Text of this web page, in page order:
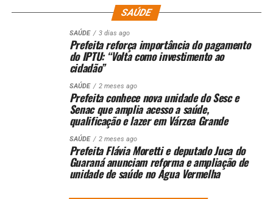
SAÚDE
SAÚDE 3 dias ago
Prefeita reforça importância do pagamento
do IPTU: “Volta como investimento ao
cidadão”
SAÚDE 2 meses ago
Prefeita conhece nova unidade do Sesc e
Senac que amplia acesso a saúde,
qualificação e lazer em Várzea Grande
SAÚDE 2 meses ago
Prefeita Flávia Moretti e deputado Juca do
Guaraná anunciam reforma e ampliação de
unidade de saúde no Água Vermelha